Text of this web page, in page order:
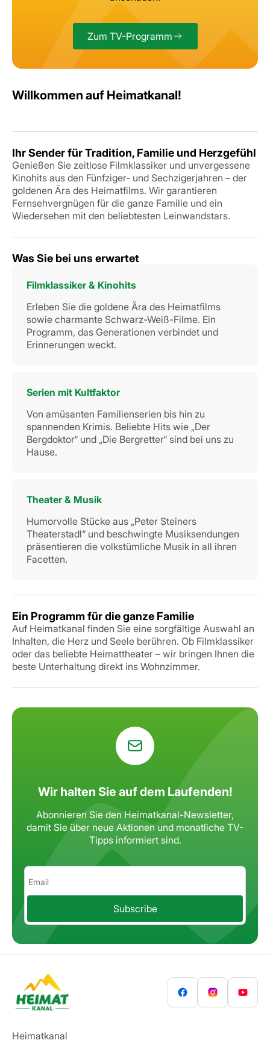
Zum TV-Programm
Willkommen auf Heimatkanal!
Ihr Sender für Tradition, Familie und Herzgefühl
Genießen Sie zeitlose Filmklassiker und unvergessene
Kinohits aus den Fünfziger- und Sechzigerjahren – der
goldenen Ära des Heimatfilms. Wir garantieren
Fernsehvergnügen für die ganze Familie und ein
Wiedersehen mit den beliebtesten Leinwandstars.
Was Sie bei uns erwartet
Filmklassiker & Kinohits
Erleben Sie die goldene Ära des Heimatfilms
sowie charmante Schwarz-Weiß-Filme. Ein
Programm, das Generationen verbindet und
Erinnerungen weckt.
Serien mit Kultfaktor
Von amüsanten Familienserien bis hin zu
spannenden Krimis. Beliebte Hits wie „Der
Bergdoktor“ und „Die Bergretter“ sind bei uns zu
Hause.
Theater & Musik
Humorvolle Stücke aus „Peter Steiners
Theaterstadl“ und beschwingte Musiksendungen
präsentieren die volkstümliche Musik in all ihren
Facetten.
Ein Programm für die ganze Familie
Auf Heimatkanal finden Sie eine sorgfältige Auswahl an
Inhalten, die Herz und Seele berühren. Ob Filmklassiker
oder das beliebte Heimattheater – wir bringen Ihnen die
beste Unterhaltung direkt ins Wohnzimmer.
Wir halten Sie auf dem Laufenden!
Abonnieren Sie den Heimatkanal-Newsletter,
damit Sie über neue Aktionen und monatliche TV-
Tipps informiert sind.
Subscribe
Heimatkanal